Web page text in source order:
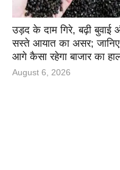
उड़द के दाम गिरे, बढ़ी बुवाई
सस्ते आयात का असर; जानिए
आगे कैसा रहेगा बाजार का
August 6, 2026